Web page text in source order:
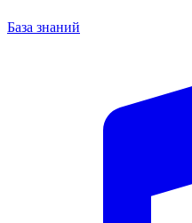
База знаний